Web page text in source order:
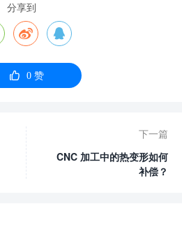
分享到
 
 0赞
下一篇
CNC 加工中的热变形如何
补偿？